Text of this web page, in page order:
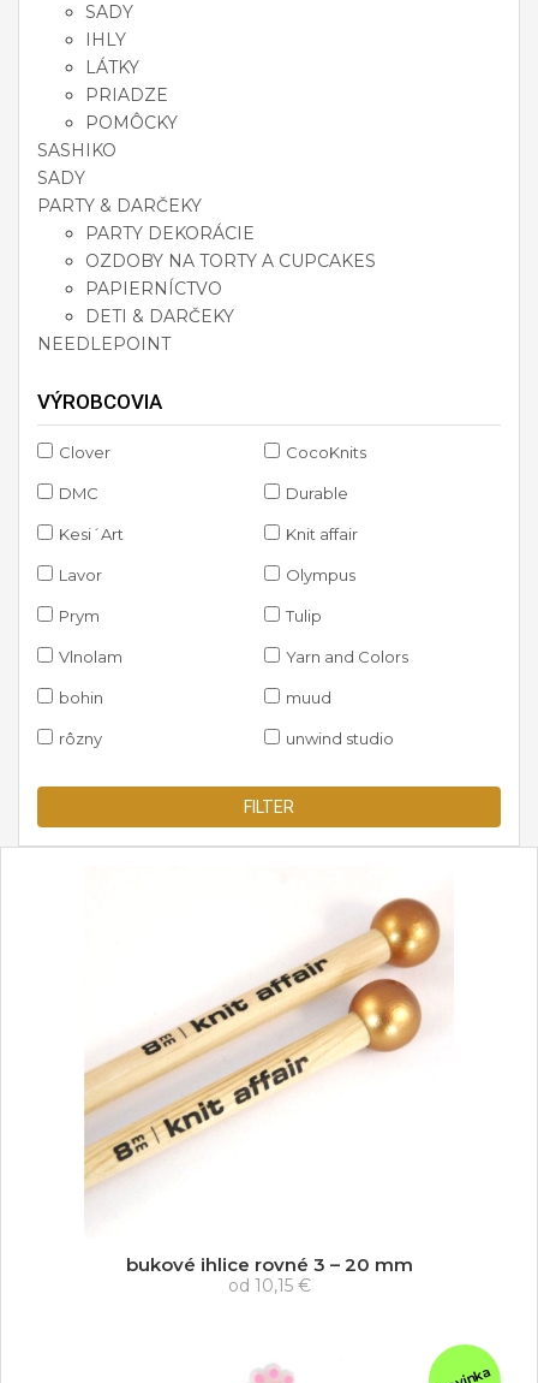
SADY
IHLY
LÁTKY
PRIADZE
POMÔCKY
SASHIKO
SADY
PARTY & DARČEKY
PARTY DEKORÁCIE
OZDOBY NA TORTY A CUPCAKES
PAPIERNÍCTVO
DETI & DARČEKY
NEEDLEPOINT
VÝROBCOVIA
Clover CocoKnits
DMC Durable
Kesi´Art Knit affair
Lavor Olympus
Prym Tulip
Vlnolam Yarn and Colors
bohin muud
rôzny unwind studio
FILTER
bukové ihlice rovné 3 – 20 mm
od 10,15 €